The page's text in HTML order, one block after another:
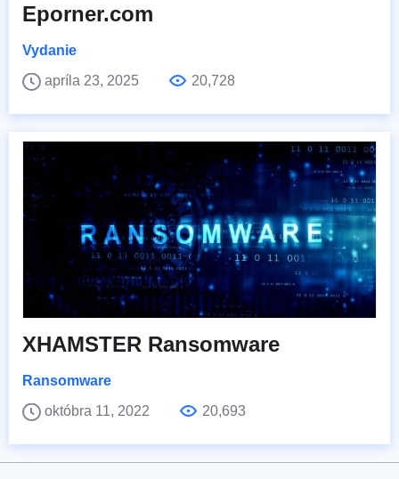
Eporner.com
Vydanie
apríla 23, 2025
20,728
XHAMSTER Ransomware
Ransomware
októbra 11, 2022
20,693